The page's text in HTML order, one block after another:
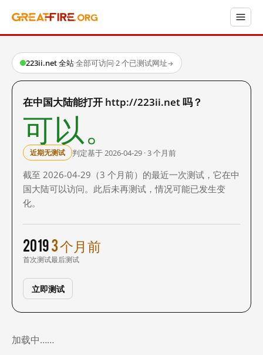
223ii.net 全站·全部可访问·2 个已测试网址→
在中国大陆能打开 http://223ii.net 吗？
可以。
近期无测试 判定基于 2026-04-29 · 3 个月前
截至 2026-04-29（3 个月前）的最近一次测试，它在中
国大陆可以访问。此后未再测试，情况可能已发生变
化。
2019
首次测试
3 个月前
最后测试
立即测试
加载中……